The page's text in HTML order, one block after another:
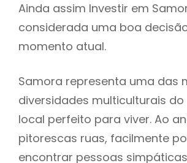
Ainda assim Investir em
considerada uma boa
momento atual.
Samora representa uma das
diversidades multiculturais do
local perfeito para viver. Ao
pitorescas ruas, facilmente
encontrar pessoas